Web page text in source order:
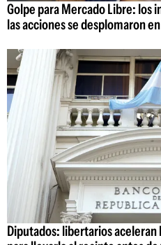
Golpe para Mercado Libre: los
las acciones se desplomaron
Diputados: libertarios